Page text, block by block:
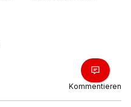
Kommentieren